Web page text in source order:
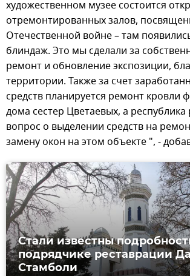
художественном музее состоится
отремонтированных залов,
Отечественной войне – там
блиндаж. Это мы сделали за
ремонт и обновление экспозиции,
территории. Также за счет
средств планируется ремонт кровли
дома сестер Цветаевых, а республика
вопрос о выделении средств на
замену окон на этом объекте ", -
Стали известны
подрядчике реставрации
Стамболи